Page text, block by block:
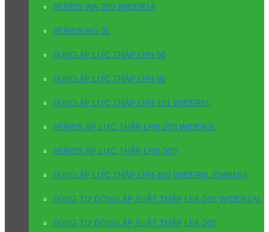
SEREIS WA-200 WIDER2A
SERIES RG-3L
SÚNG ÁP LỰC THẤP LPH-50
SÚNG ÁP LỰC THẤP LPH-80
SÚNG ÁP LỰC THẤP LPH-101 WIDER1L
SERIES ÁP LỰC THẤP LPH-200 WIDER2L
SERIES ÁP LỰC THẤP LPH-300
SÚNG ÁP LỰC THẤP LPH-400 WIDER4L KIWAMI4
SÚNG TỰ ĐỘNG ÁP SUẤT THẤP LPA-101 WIDER1AL
SÚNG TỰ ĐỘNG ÁP SUẤT THẤP LPA-200